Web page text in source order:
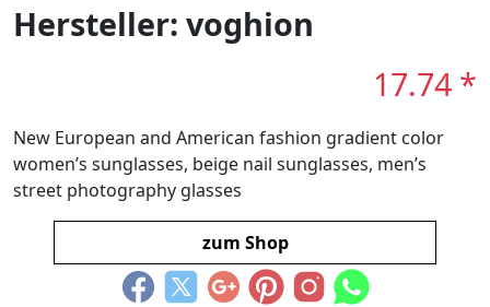
Hersteller: voghion
17.74 *
New European and American fashion gradient color
women’s sunglasses, beige nail sunglasses, men’s
street photography glasses
zum Shop